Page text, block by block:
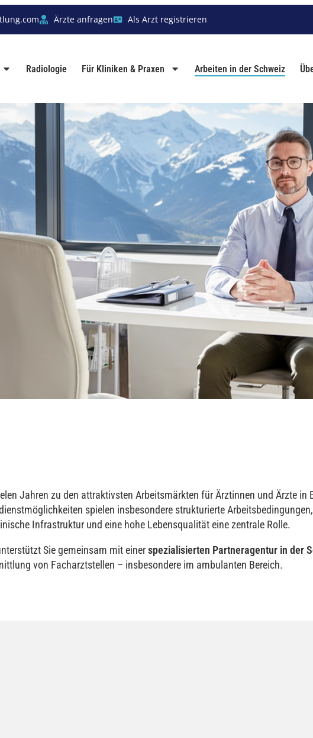
Ärzte anfragen Als Arzt registrieren
Radiologie Für Kliniken & Praxen Arbeiten in der Schweiz
Jahren zu den attraktivsten Arbeitsmärkten für Ärztinnen und Ärzte in
spielen insbesondere strukturierte
Infrastruktur und eine hohe Lebensqualität eine zentrale Rolle.
Sie gemeinsam mit einerspezialisierten Partneragentur in der
von Facharztstellen – insbesondere im ambulanten Bereich.